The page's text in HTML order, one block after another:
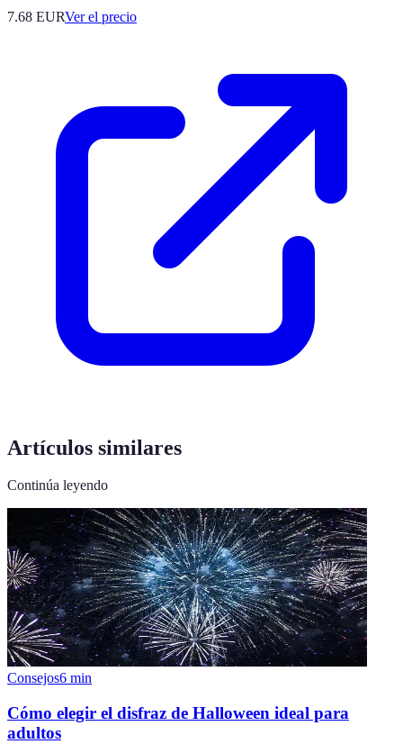
7.68 EURVer el precio
Artículos similares
Continúa leyendo
Consejos6 min
Cómo elegir el disfraz de Halloween ideal para
adultos